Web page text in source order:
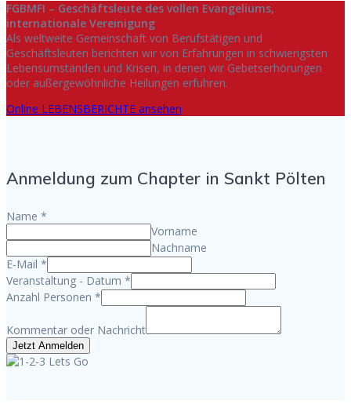
FGBMFI – Geschäftsleute des vollen Evangeliums,
internationale Vereinigung
Als weltweite Gemeinschaft von Berufstätigen und
Geschäftsleuten berichten wir von Erfahrungen in schwierigsten
Lebensumständen und Krisen, in denen wir Gebetserhörungen
oder außergewöhnliche Heilungen erfuhren.
Online LEBENSBERICHTE ansehen
Anmeldung zum Chapter in Sankt Pölten
Name *
Vorname
Nachname
E-Mail *
Veranstaltung - Datum *
Anzahl Personen *
Kommentar oder Nachricht
Jetzt Anmelden